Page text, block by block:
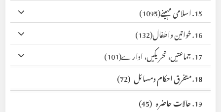
15. اسلامی مہینے
(1095)
16. خواتین واطفال
(132)
17. جماعتیں، تحریکیں، ادارے
(101)
18. متفرق احکام ومسائل
(72)
19. حالات حاضرہ
(45)